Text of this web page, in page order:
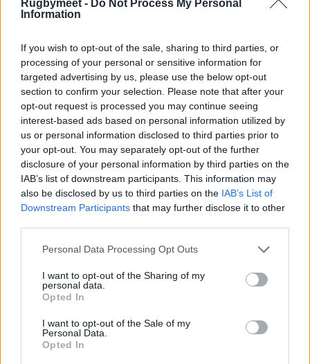
Rugbymeet - Do Not Process My Personal
Information
If you wish to opt-out of the sale, sharing to third parties, or
processing of your personal or sensitive information for
targeted advertising by us, please use the below opt-out
section to confirm your selection. Please note that after your
opt-out request is processed you may continue seeing
interest-based ads based on personal information utilized by
us or personal information disclosed to third parties prior to
your opt-out. You may separately opt-out of the further
disclosure of your personal information by third parties on the
IAB’s list of downstream participants. This information may
also be disclosed by us to third parties on the IAB’s List of
Downstream Participants that may further disclose it to other
Personal Data Processing Opt Outs
I want to opt-out of the Sharing of my
personal data.
Opted In
I want to opt-out of the Sale of my
Personal Data.
Opted In